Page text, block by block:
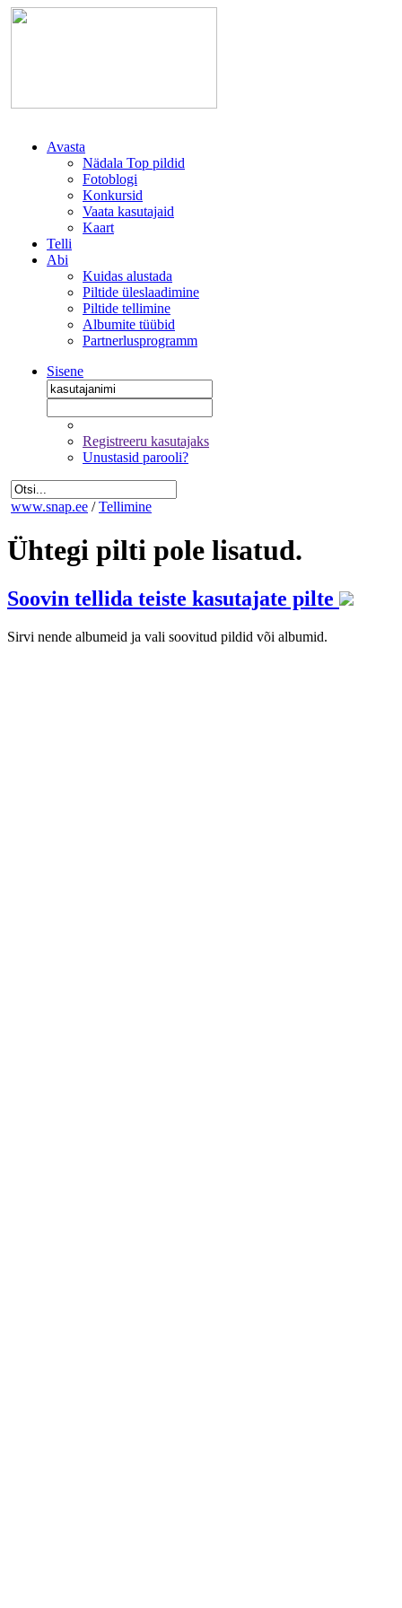
Avasta
Nädala Top pildid
Fotoblogi
Konkursid
Vaata kasutajaid
Kaart
Telli
Abi
Kuidas alustada
Piltide üleslaadimine
Piltide tellimine
Albumite tüübid
Partnerlusprogramm
Sisene
Registreeru kasutajaks
Unustasid parooli?
www.snap.ee / Tellimine
Ühtegi pilti pole lisatud.
Soovin tellida teiste kasutajate pilte
Sirvi nende albumeid ja vali soovitud pildid või albumid.